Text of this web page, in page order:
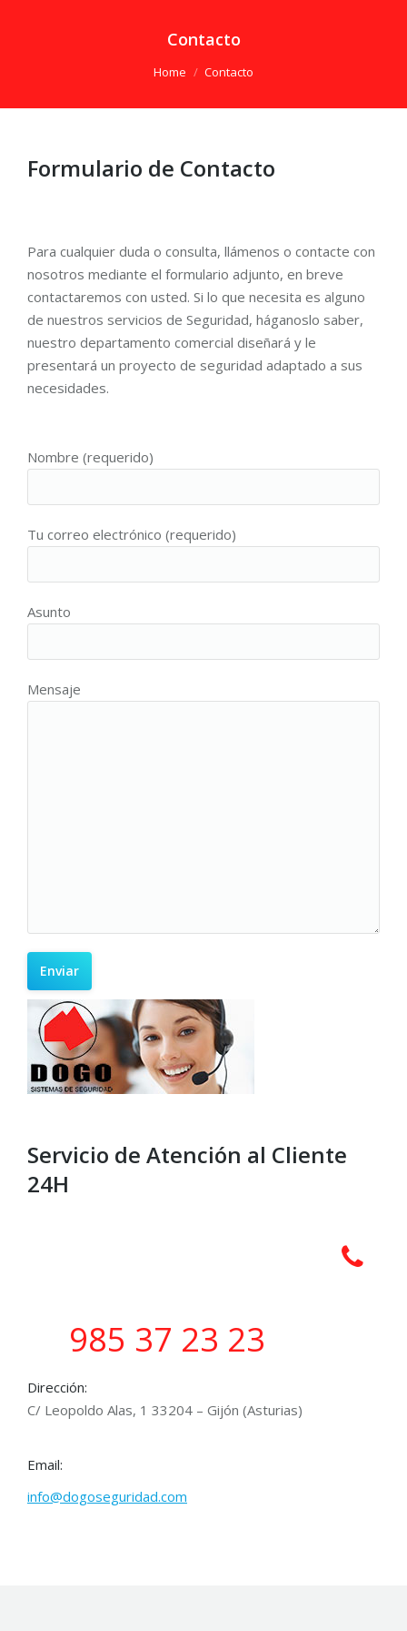
Contacto
Home Contacto
Formulario de Contacto
Para cualquier duda o consulta, llámenos o contacte con
nosotros mediante el formulario adjunto, en breve
contactaremos con usted. Si lo que necesita es alguno
de nuestros servicios de Seguridad, háganoslo saber,
nuestro departamento comercial diseñará y le
presentará un proyecto de seguridad adaptado a sus
necesidades.
Nombre (requerido)
Tu correo electrónico (requerido)
Asunto
Mensaje
Servicio de Atención al Cliente
24H
985 37 23 23
Dirección:
C/ Leopoldo Alas, 1 33204 – Gijón (Asturias)
Email:
info@dogoseguridad.com